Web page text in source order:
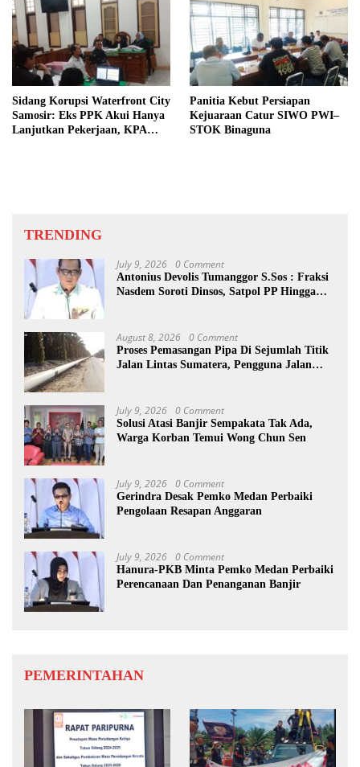
Sidang Korupsi Waterfront City
Samosir: Eks PPK Akui Hanya
Lanjutkan Pekerjaan, KPA
Panitia Kebut Persiapan
Kejuaraan Catur SIWO PWI–
STOK Binaguna
TRENDING
July 9, 2026 0 Comment
Antonius Devolis Tumanggor S.Sos : Fraksi
Nasdem Soroti Dinsos, Satpol PP Hingga
August 8, 2026 0 Comment
Proses Pemasangan Pipa Di Sejumlah Titik
Jalan Lintas Sumatera, Pengguna Jalan
July 9, 2026 0 Comment
Solusi Atasi Banjir Sempakata Tak Ada,
Warga Korban Temui Wong Chun Sen
July 9, 2026 0 Comment
Gerindra Desak Pemko Medan Perbaiki
Pengolaan Resapan Anggaran
July 9, 2026 0 Comment
Hanura-PKB Minta Pemko Medan Perbaiki
Perencanaan Dan Penanganan Banjir
PEMERINTAHAN